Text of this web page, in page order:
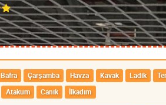
Bafra Çarşamba Havza Kavak Ladik
Atakum Canik İlkadım